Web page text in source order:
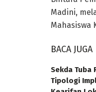
Madini,
Mahasiswa
BACA JUGA
Sekda Tuba
Tipologi